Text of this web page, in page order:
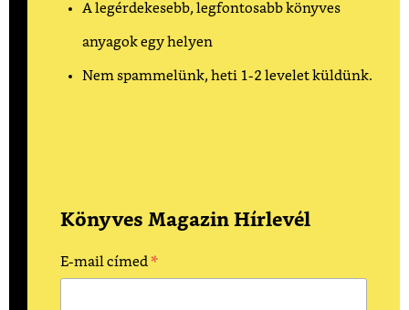
A legérdekesebb, legfontosabb könyves
anyagok egy helyen
Nem spammelünk, heti 1-2 levelet küldünk.
Könyves Magazin Hírlevél
E-mail címed *